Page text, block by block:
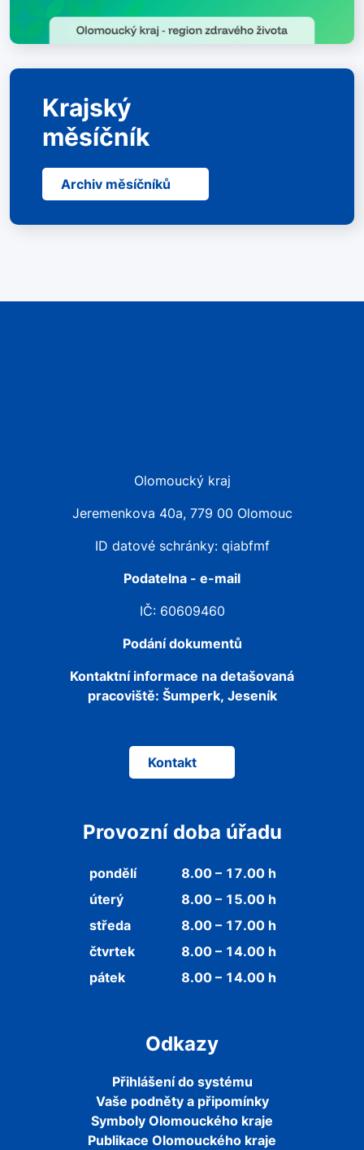
Krajský
měsíčník
Archiv měsíčníků
Olomoucký kraj
Jeremenkova 40a, 779 00 Olomouc
ID datové schránky: qiabfmf
Podatelna - e-mail
IČ: 60609460
Podání dokumentů
Kontaktní informace na detašovaná
pracoviště: Šumperk, Jeseník
Kontakt
Provozní doba úřadu
pondělí
8.00 – 17.00 h
úterý
8.00 – 15.00 h
středa
8.00 – 17.00 h
čtvrtek
8.00 – 14.00 h
pátek
8.00 – 14.00 h
Odkazy
Přihlášení do systému
Vaše podněty a připomínky
Symboly Olomouckého kraje
Publikace Olomouckého kraje